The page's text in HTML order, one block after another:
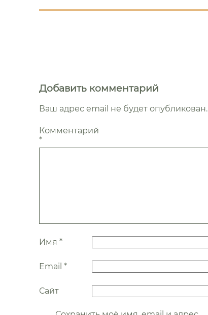
почитать
Добавить комментарий
Ваш адрес email не будет опубликован.
Комментарий
*
Имя *
Email *
Сайт